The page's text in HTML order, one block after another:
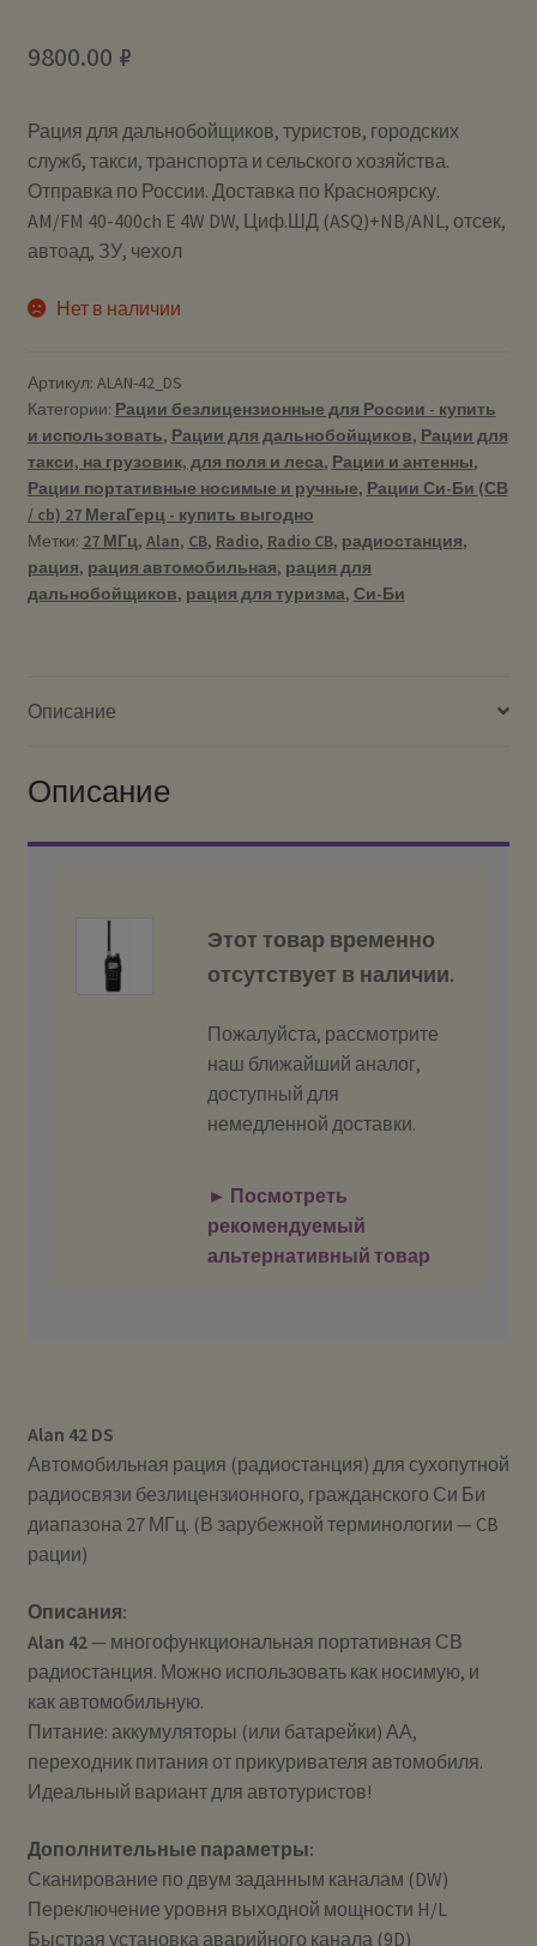
9800.00 ₽
Рация для дальнобойщиков, туристов, городских
служб, такси, транспорта и сельского хозяйства.
Отправка по России. Доставка по Красноярску.
AM/FM 40-400ch E 4W DW, Циф.ШД (ASQ)+NB/ANL, отсек,
автоад, ЗУ, чехол
Нет в наличии
Артикул: ALAN-42_DS
Категории: Рации безлицензионные для России - купить
и использовать, Рации для дальнобойщиков, Рации для
такси, на грузовик, для поля и леса, Рации и антенны,
Рации портативные носимые и ручные, Рации Си-Би (СВ
/ cb) 27 МегаГерц - купить выгодно
Метки: 27 МГц, Alan, CB, Radio, Radio CB, радиостанция,
рация, рация автомобильная, рация для
дальнобойщиков, рация для туризма, Си-Би
Описание
Описание
Этот товар временно
отсутствует в наличии.
Пожалуйста, рассмотрите
наш ближайший аналог,
доступный для
немедленной доставки.
► Посмотреть
рекомендуемый
альтернативный товар
Alan 42 DS
Автомобильная рация (радиостанция) для сухопутной
радиосвязи безлицензионного, гражданского Си Би
диапазона 27 МГц. (В зарубежной терминологии — CB
рации)
Описания:
Alan 42— многофункциональная портативная СВ
радиостанция. Можно использовать как носимую, и
как автомобильную.
Питание: аккумуляторы (или батарейки) АА,
переходник питания от прикуривателя автомобиля.
Идеальный вариант для автотуристов!
Дополнительные параметры:
Сканирование по двум заданным каналам (DW)
Переключение уровня выходной мощности H/L
Быстрая установка аварийного канала (9D)